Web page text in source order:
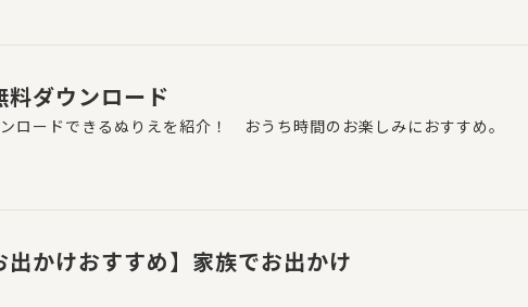
料ダウンロード
ロードできるぬりえを紹介！ おうち時間のお楽しみにおすすめ。
出かけおすすめ】家族でお出かけ